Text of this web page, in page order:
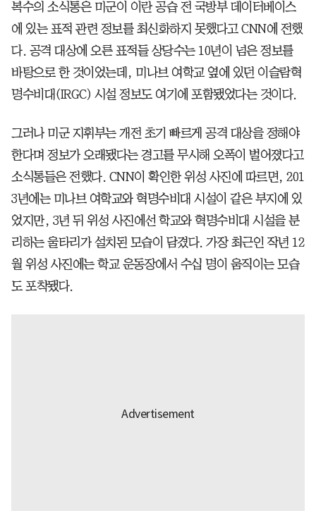
복수의 소식통은 미군이 이란 공습 전 국방부 데이터베이스
에 있는 표적 관련 정보를 최신화하지 못했다고 CNN에 전했
다. 공격 대상에 오른 표적들 상당수는 10년이 넘은 정보를
바탕으로 한 것이었는데, 미나브 여학교 옆에 있던 이슬람혁
명수비대(IRGC) 시설 정보도 여기에 포함됐었다는 것이다.
그러나 미군 지휘부는 개전 초기 빠르게 공격 대상을 정해야
한다며 정보가 오래됐다는 경고를 무시해 오폭이 벌어졌다고
소식통들은 전했다. CNN이 확인한 위성 사진에 따르면, 201
3년에는 미나브 여학교와 혁명수비대 시설이 같은 부지에 있
었지만, 3년 뒤 위성 사진에선 학교와 혁명수비대 시설을 분
리하는 울타리가 설치된 모습이 담겼다. 가장 최근인 작년 12
월 위성 사진에는 학교 운동장에서 수십 명이 움직이는 모습
도 포착됐다.